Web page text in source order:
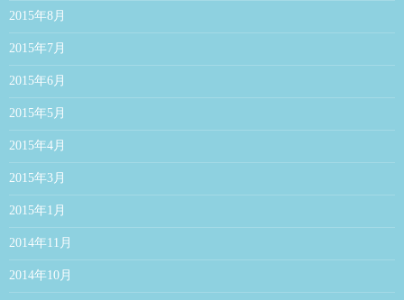
2015年8月
2015年7月
2015年6月
2015年5月
2015年4月
2015年3月
2015年1月
2014年11月
2014年10月